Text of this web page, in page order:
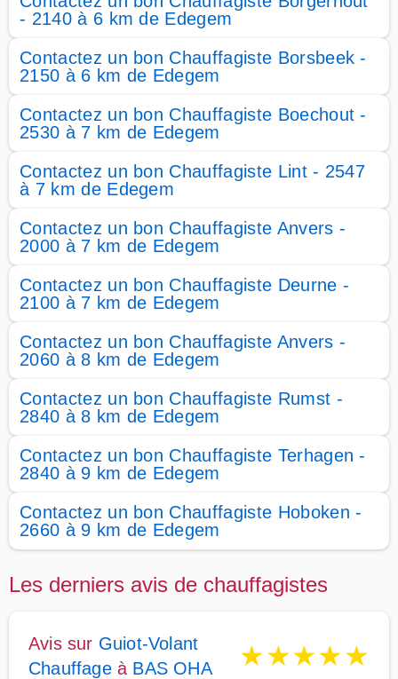
- 2140 à 6 km de Edegem
Contactez un bon Chauffagiste Borsbeek -
2150 à 6 km de Edegem
Contactez un bon Chauffagiste Boechout -
2530 à 7 km de Edegem
Contactez un bon Chauffagiste Lint - 2547
à 7 km de Edegem
Contactez un bon Chauffagiste Anvers -
2000 à 7 km de Edegem
Contactez un bon Chauffagiste Deurne -
2100 à 7 km de Edegem
Contactez un bon Chauffagiste Anvers -
2060 à 8 km de Edegem
Contactez un bon Chauffagiste Rumst -
2840 à 8 km de Edegem
Contactez un bon Chauffagiste Terhagen -
2840 à 9 km de Edegem
Contactez un bon Chauffagiste Hoboken -
2660 à 9 km de Edegem
Les derniers avis de chauffagistes
Avis sur Guiot-Volant
Chauffageà BAS OHA ★★★★★